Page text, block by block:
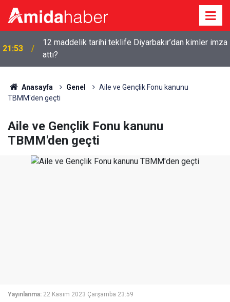
21:53
12 maddelik tarihi teklife Diyarbakır’dan kimler imza
attı?
Anasayfa Genel
Aile ve Gençlik Fonu kanunu
TBMM'den geçti
Aile ve Gençlik Fonu kanunu
TBMM'den geçti
Yayınlanma: 22 Kasım 2023 Çarşamba 23:59